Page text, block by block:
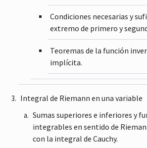
Condiciones necesarias y
extremo de primero y
Teoremas de la función
implícita.
Integral de Riemann en una variable
Sumas superiores e inferiores y
integrables en sentido de
con la integral de Cauchy.